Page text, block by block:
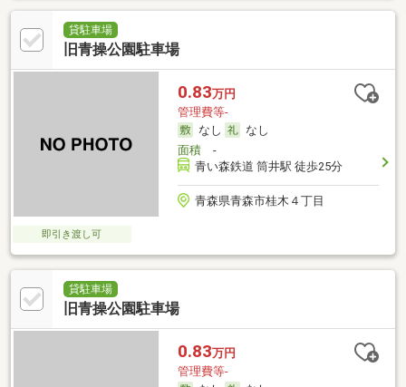
貸駐車場
旧青操公園駐車場
0.83万円
管理費等-
なし
なし
面積-
青い森鉄道 筒井駅 徒歩25分
青森県青森市桂木４丁目
即引き渡し可
貸駐車場
旧青操公園駐車場
0.83万円
管理費等-